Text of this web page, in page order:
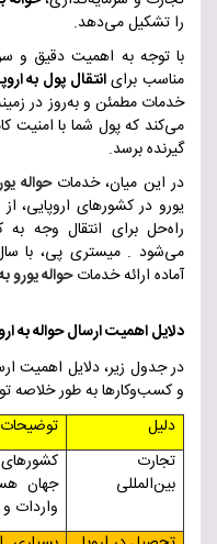
را تشکیل می‌دهد.
با توجه به اهمیت دقیق و
مناسب برایانتقال پول به
خدمات مطمئن و به‌روز در
می‌کند که پول شما با امنیت
گیرنده برسد.
در این میان، خدماتحواله
یورو در کشورهای اروپایی،
راه‌حل برای انتقال وجه
می‌شود. میستری پی، با
آماده ارائه خدماتحواله یورو
دلایل اهمیت ارسال حواله به
در جدول زیر، دلایل اهمیت
و کسب‌وکارها به طور خلاصه
دلیل
توضیحات
تجارت
بین‌المللی
جهان
واردات